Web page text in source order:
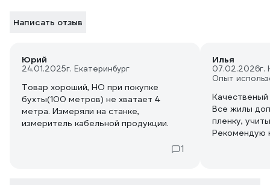
Написать отзыв
Юрий
24.01.2025г. Екатеринбург
Товар хороший, НО при покупке
бухты(100 метров) не хватает 4
метра. Измеряли на станке,
измеритель кабельной продукции.
1
Илья
07.02.2026г.
Опыт
Все жилы
пленку,
Рекомендую